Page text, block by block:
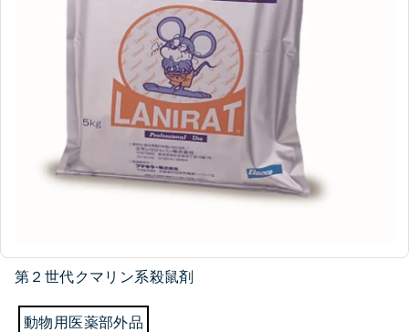
第２世代クマリン系殺鼠剤
動物用医薬部外品